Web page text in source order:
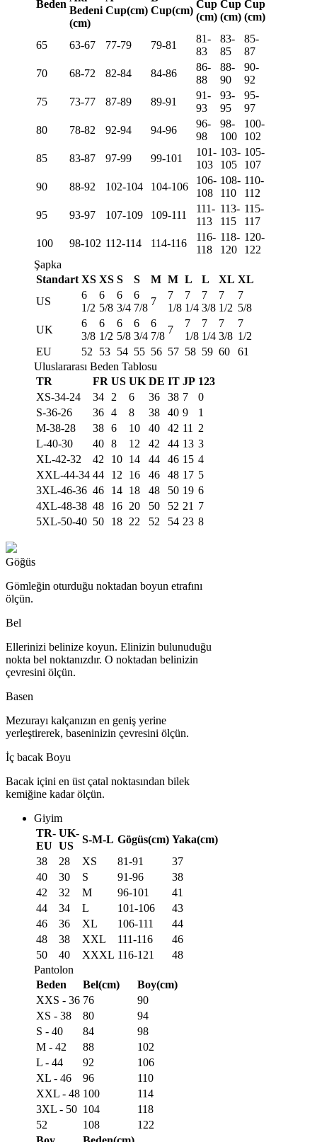
Beden
Bedeni
(cm)
Cup(cm) Cup(cm)
Cup
(cm)
Cup
(cm)
Cup
(cm)
65 63-67 77-79 79-81
81-
83
83-
85
85-
87
70
68-72 82-84 84-86
86-
88
88-
90
90-
92
75
73-77 87-89 89-91
91-
93
93-
95
95-
97
80
78-82 92-94 94-96
96-
98
98-
100
100-
102
85
83-87 97-99 99-101
101-
103
103-
105
105-
107
90
88-92 102-104 104-106
106-
108
108-
110
110-
112
95
93-97 107-109 109-111
111-
113
113-
115
115-
117
100
98-102 112-114 114-116
116-
118
118-
120
120-
122
Şapka
Standart XS XS S S M M L L XL XL
US
6
1/2
6
5/8
6
3/4
6
7/8
7
7
1/8
7
1/4
7
3/8
7
1/2
7
5/8
UK
6
3/8
6
1/2
6
5/8
6
3/4
6
7/8
7
7
1/8
7
1/4
7
3/8
7
1/2
EU
52 53 54 55 56 57 58 59 60
61
Uluslararası Beden Tablosu
TR
FR US UK DE IT JP 123
XS-34-24
34 2 6 36 38 7
0
S-36-26
36 4 8 38 40 9
1
M-38-28
38 6 10 40 42 11
2
L-40-30
40 8 12 42 44 13 3
XL-42-32
42 10 14 44 46 15 4
XXL-44-34 44 12 16 46 48 17 5
3XL-46-36 46 14 18 48 50 19 6
4XL-48-38 48 16 20 50 52 21 7
5XL-50-40 50 18 22 52 54 23 8
Göğüs
Gömleğin oturduğu noktadan boyun etrafını
ölçün.
Bel
Ellerinizi belinize koyun. Elinizin bulunuduğu
nokta bel noktanızdır. O noktadan belinizin
çevresini ölçün.
Basen
Mezurayı kalçanızın en geniş yerine
yerleştirerek, baseninizin çevresini ölçün.
İç bacak Boyu
Bacak içini en üst çatal noktasından bilek
kemiğine kadar ölçün.
Giyim
TR-
EU
UK-
US
S-M-L Gögüs(cm) Yaka(cm)
38
28 XS 81-91
37
40
30 S 91-96
38
42
32 M 96-101
41
44
34 L 101-106
43
46
36 XL 106-111
44
48
38 XXL 111-116
46
50
40 XXXL 116-121
48
Pantolon
Beden
Bel(cm)
Boy(cm)
XXS - 36 76
90
XS - 38
80
94
S - 40
84
98
M - 42
88
102
L - 44
92
106
XL - 46
96
110
XXL - 48 100
114
3XL - 50 104
118
52
108
122